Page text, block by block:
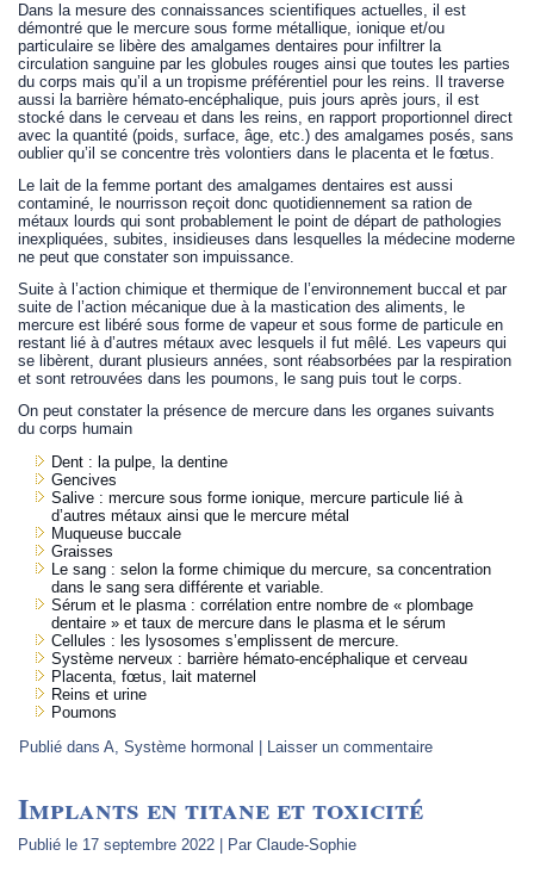
Dans la mesure des connaissances scientifiques actuelles, il est
démontré que le mercure sous forme métallique, ionique et/ou
particulaire se libère des amalgames dentaires pour infiltrer la
circulation sanguine par les globules rouges ainsi que toutes les parties
du corps mais qu’il a un tropisme préférentiel pour les reins. Il traverse
aussi la barrière hémato-encéphalique, puis jours après jours, il est
stocké dans le cerveau et dans les reins, en rapport proportionnel direct
avec la quantité (poids, surface, âge, etc.) des amalgames posés, sans
oublier qu’il se concentre très volontiers dans le placenta et le fœtus.
Le lait de la femme portant des amalgames dentaires est aussi
contaminé, le nourrisson reçoit donc quotidiennement sa ration de
métaux lourds qui sont probablement le point de départ de pathologies
inexpliquées, subites, insidieuses dans lesquelles la médecine moderne
ne peut que constater son impuissance.
Suite à l’action chimique et thermique de l’environnement buccal et par
suite de l’action mécanique due à la mastication des aliments, le
mercure est libéré sous forme de vapeur et sous forme de particule en
restant lié à d’autres métaux avec lesquels il fut mêlé. Les vapeurs qui
se libèrent, durant plusieurs années, sont réabsorbées par la respiration
et sont retrouvées dans les poumons, le sang puis tout le corps.
On peut constater la présence de mercure dans les organes suivants
du corps humain
Dent : la pulpe, la dentine
Gencives
Salive : mercure sous forme ionique, mercure particule lié à
d’autres métaux ainsi que le mercure métal
Muqueuse buccale
Graisses
Le sang : selon la forme chimique du mercure, sa concentration
dans le sang sera différente et variable.
Sérum et le plasma : corrélation entre nombre de « plombage
dentaire » et taux de mercure dans le plasma et le sérum
Cellules : les lysosomes s’emplissent de mercure.
Système nerveux : barrière hémato-encéphalique et cerveau
Placenta, fœtus, lait maternel
Reins et urine
Poumons
Publié dans A,Système hormonal Laisser un commentaire
Implants en titane et toxicité
Publié le 17 septembre 2022 Par Claude-Sophie